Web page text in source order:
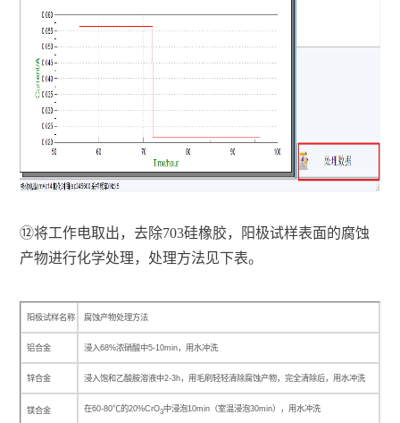
⑫将工作电取出，去除703硅橡胶，阳极试样表面的腐蚀
产物进行化学处理，处理方法见下表。